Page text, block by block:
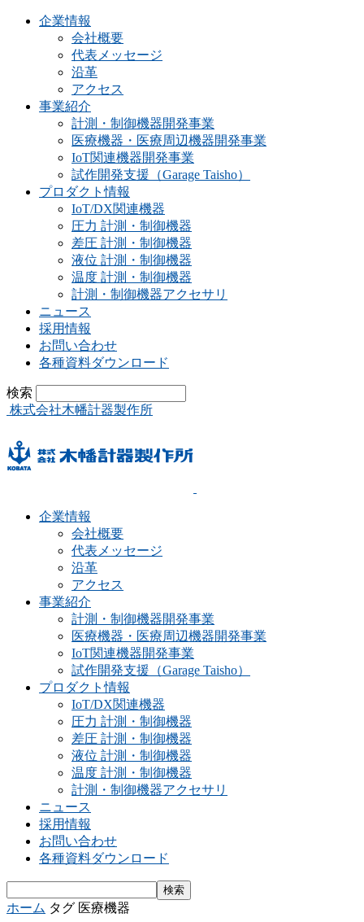
企業情報
会社概要
代表メッセージ
沿革
アクセス
事業紹介
計測・制御機器開発事業
医療機器・医療周辺機器開発事業
IoT関連機器開発事業
試作開発支援（Garage Taisho）
プロダクト情報
IoT/DX関連機器
圧力 計測・制御機器
差圧 計測・制御機器
液位 計測・制御機器
温度 計測・制御機器
計測・制御機器アクセサリ
ニュース
採用情報
お問い合わせ
各種資料ダウンロード
検索
株式会社木幡計器製作所
企業情報
会社概要
代表メッセージ
沿革
アクセス
事業紹介
計測・制御機器開発事業
医療機器・医療周辺機器開発事業
IoT関連機器開発事業
試作開発支援（Garage Taisho）
プロダクト情報
IoT/DX関連機器
圧力 計測・制御機器
差圧 計測・制御機器
液位 計測・制御機器
温度 計測・制御機器
計測・制御機器アクセサリ
ニュース
採用情報
お問い合わせ
各種資料ダウンロード
ホーム タグ 医療機器